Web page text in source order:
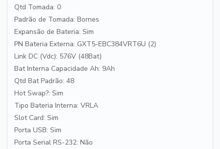
Qtd Tomada: 0
Padrão de Tomada: Bornes
Expansão de Bateria: Sim
PN Bateria Externa: GXT5-EBC384VRT6U (2)
Link DC (Vdc): 576V (48Bat)
Bat Interna Capacidade Ah: 9Ah
Qtd Bat Padrão: 48
Hot Swap?: Sim
Tipo Bateria Interna: VRLA
Slot Card: Sim
Porta USB: Sim
Porta Serial RS-232: Não